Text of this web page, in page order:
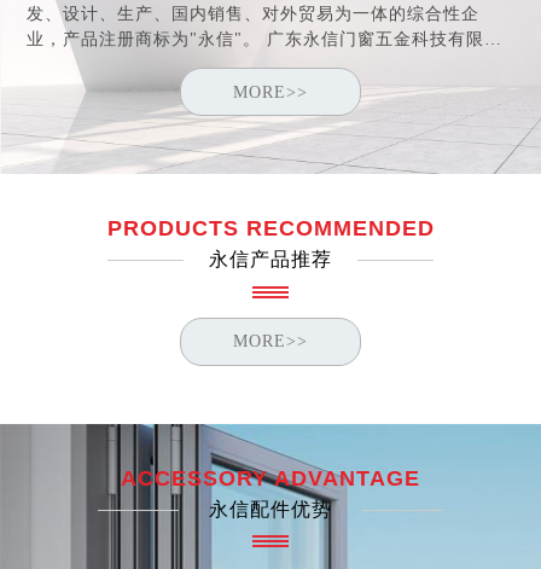
发、设计、生产、国内销售、对外贸易为一体的综合性企
业，产品注册商标为"永信"。 广东永信门窗五金科技有限公
司于2005年取得"中国建筑金属结构协会"会员资格，于2006
年荣获"中国优秀绿色产品"证书及"中国消费者信得过产品"称
号。 公司于2007年通过ISO9001:2000认证。
MORE>>
PRODUCTS RECOMMENDED
永信产品推荐
MORE>>
ACCESSORY ADVANTAGE
永信配件优势